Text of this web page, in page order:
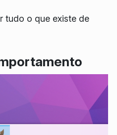
tudo o que existe de